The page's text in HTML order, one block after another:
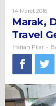
14 Maret 2016Oleh
Marak,
Travel
Harian Pilar -